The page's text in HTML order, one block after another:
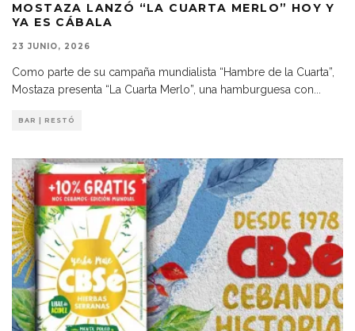
MOSTAZA LANZÓ “LA CUARTA MERLO” HOY Y
YA ES CÁBALA
23 JUNIO, 2026
Como parte de su campaña mundialista “Hambre de la Cuarta”,
Mostaza presenta “La Cuarta Merlo”, una hamburguesa con...
BAR | RESTÓ